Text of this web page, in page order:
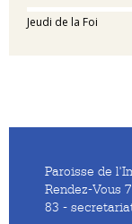
Jeudi de la Foi
Paroisse de
Rendez-Vous
83 -